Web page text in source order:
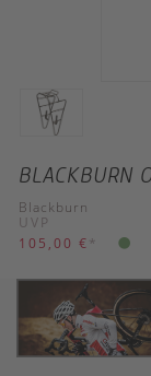
BLACKBURN
Blackburn
UVP
105,00 € *